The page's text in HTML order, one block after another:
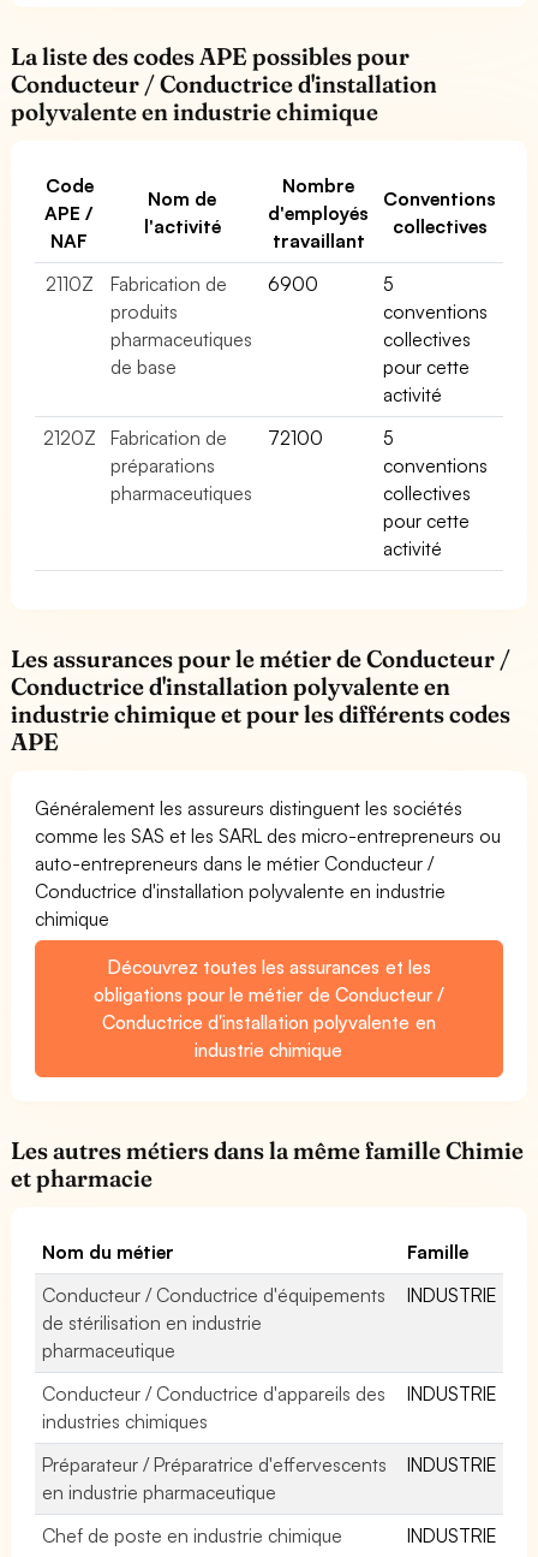
La liste des codes APE possibles pour
Conducteur / Conductrice d'installation
polyvalente en industrie chimique
Code
APE /
NAF
Nom de
l'activité
Nombre
d'employés
travaillant
Conventions
collectives
2110Z
Fabrication de
produits
pharmaceutiques
de base
6900
5
conventions
collectives
pour cette
activité
2120Z
Fabrication de
préparations
pharmaceutiques
72100
5
conventions
collectives
pour cette
activité
Les assurances pour le métier de Conducteur /
Conductrice d'installation polyvalente en
industrie chimique et pour les différents codes
APE
Généralement les assureurs distinguent les sociétés
comme les SAS et les SARL des micro-entrepreneurs ou
auto-entrepreneurs dans le métier Conducteur /
Conductrice d'installation polyvalente en industrie
chimique
Découvrez toutes les assurances et les
obligations pour le métier de Conducteur /
Conductrice d'installation polyvalente en
industrie chimique
Les autres métiers dans la même famille Chimie
et pharmacie
Nom du métier
Famille
Conducteur / Conductrice d'équipements
de stérilisation en industrie
pharmaceutique
INDUSTRIE
Conducteur / Conductrice d'appareils des
industries chimiques
INDUSTRIE
Préparateur / Préparatrice d'effervescents
en industrie pharmaceutique
INDUSTRIE
Chef de poste en industrie chimique INDUSTRIE